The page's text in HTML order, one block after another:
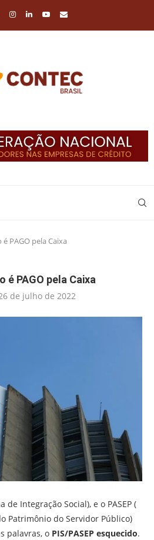
PAGO pela Caixa
é PAGO pela Caixa
de julho de 2022
de Integração Social), e o PASEP (
Patrimônio do Servidor Público)
palavras, o PIS/PASEP esquecido.